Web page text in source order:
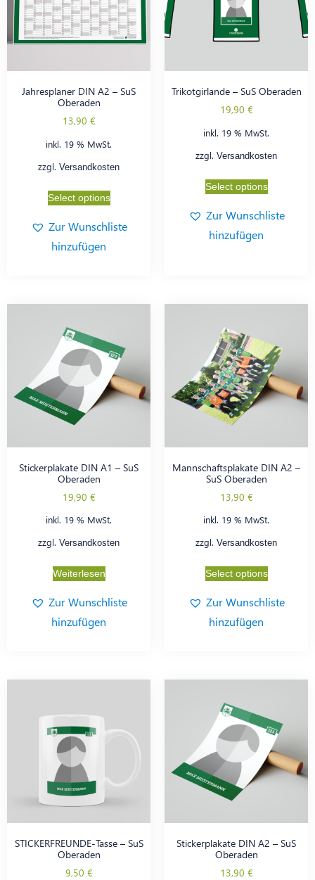
Jahresplaner DIN A2 – SuS
Oberaden
13,90 €
inkl. 19 % MwSt.
zzgl. Versandkosten
Select options
Zur Wunschliste
hinzufügen
Trikotgirlande – SuS Oberaden
19,90 €
inkl. 19 % MwSt.
zzgl. Versandkosten
Select options
Zur Wunschliste
hinzufügen
Stickerplakate DIN A1 – SuS
Oberaden
19,90 €
inkl. 19 % MwSt.
zzgl. Versandkosten
Weiterlesen
Zur Wunschliste
hinzufügen
Mannschaftsplakate DIN A2 –
SuS Oberaden
13,90 €
inkl. 19 % MwSt.
zzgl. Versandkosten
Select options
Zur Wunschliste
hinzufügen
STICKERFREUNDE-Tasse – SuS
Oberaden
9,50 €
Stickerplakate DIN A2 – SuS
Oberaden
13,90 €